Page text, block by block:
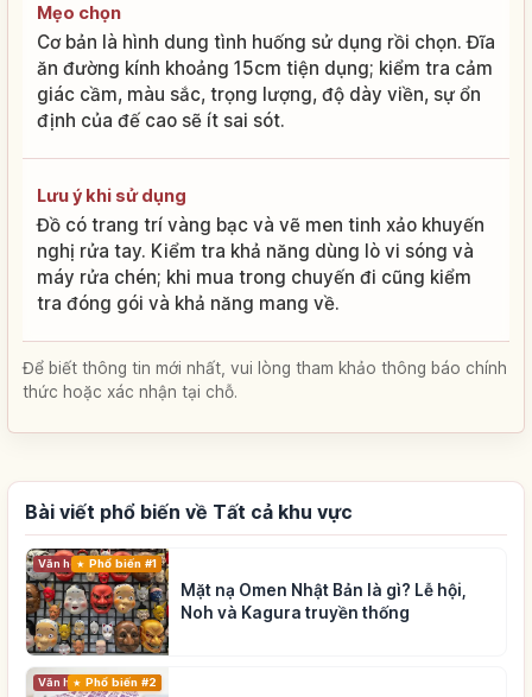
Mẹo chọn
Cơ bản là hình dung tình huống sử dụng rồi chọn. Đĩa
ăn đường kính khoảng 15cm tiện dụng; kiểm tra cảm
giác cầm, màu sắc, trọng lượng, độ dày viền, sự ổn
định của đế cao sẽ ít sai sót.
Lưu ý khi sử dụng
Đồ có trang trí vàng bạc và vẽ men tinh xảo khuyến
nghị rửa tay. Kiểm tra khả năng dùng lò vi sóng và
máy rửa chén; khi mua trong chuyến đi cũng kiểm
tra đóng gói và khả năng mang về.
Để biết thông tin mới nhất, vui lòng tham khảo thông báo chính
thức hoặc xác nhận tại chỗ.
Bài viết phổ biến về Tất cả khu vực
Văn hóa truyền thống
Phổ biến #1
Mặt nạ Omen Nhật Bản là gì? Lễ hội,
Noh và Kagura truyền thống
Văn hóa truyền thống
Phổ biến #2